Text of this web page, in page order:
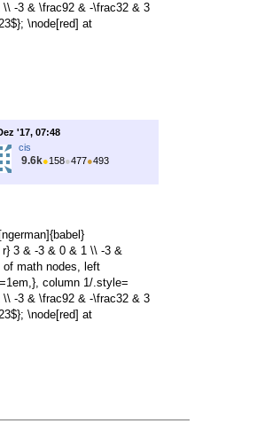
-3 & \frac92 & -\frac32 & 3
\node[red] at
'17, 07:48
cis
9.6k●158●477●493
r} 3 & -3 & 0 & 1 \\ -3 &
math nodes, left
column 1/.style=
-3 & \frac92 & -\frac32 & 3
\node[red] at